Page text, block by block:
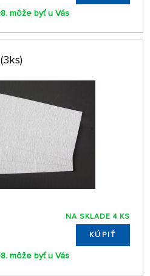
môže byť u Vás
NA SKLADE 4 KS
KÚPIŤ
môže byť u Vás